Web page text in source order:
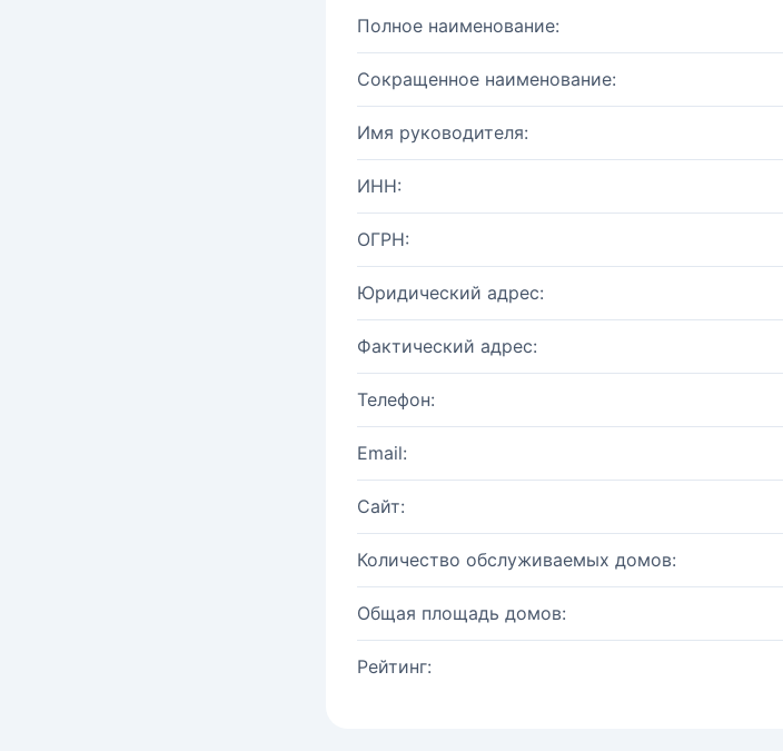
Полное наименование:
Сокращенное наименование:
Имя руководителя:
ИНН:
ОГРН:
Юридический адрес:
Фактический адрес:
Телефон:
Email:
Сайт:
Количество обслуживаемых домов:
Общая площадь домов:
Рейтинг: